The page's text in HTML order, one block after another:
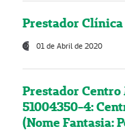
Prestador
01 de Abril de 2020
Prestador
51004350-4:
(Nome Fantasia: